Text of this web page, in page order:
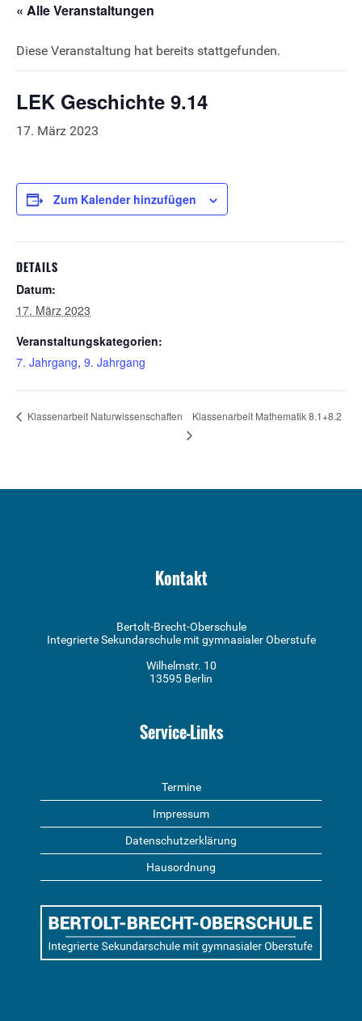
« Alle Veranstaltungen
Diese Veranstaltung hat bereits stattgefunden.
LEK Geschichte 9.14
17. März 2023
Zum Kalender hinzufügen
DETAILS
Datum:
17. März 2023
Veranstaltungskategorien:
7. Jahrgang, 9. Jahrgang
Klassenarbeit Naturwissenschaften Klassenarbeit Mathematik 8.1+8.2
Kontakt
Bertolt-Brecht-Oberschule
Integrierte Sekundarschule mit gymnasialer Oberstufe
Wilhelmstr. 10
13595 Berlin
Service-Links
Termine
Impressum
Datenschutzerklärung
Hausordnung